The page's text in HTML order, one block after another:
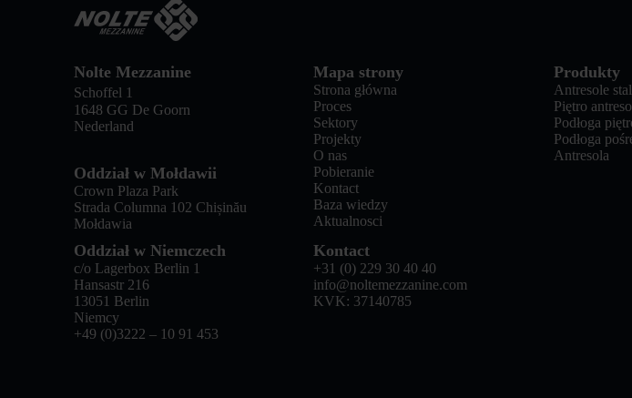
Nolte Mezzanine
Schoffel 1
1648 GG De Goorn
Nederland
Oddział w Mołdawii
Crown Plaza Park
Strada Columna 102 Chișinău
Mołdawia
Mapa strony
Strona główna
Proces
Sektory
Projekty
O nas
Pobieranie
Kontact
Baza wiedzy
Aktualnosci
Produkty
Antresole
Piętro
Podłoga
Podłoga
Antresola
Oddział w Niemczech
c/o Lagerbox Berlin 1
Hansastr 216
13051 Berlin
Niemcy
+49 (0)3222 – 10 91 453
Kontact
+31 (0) 229 30 40 40
info@noltemezzanine.com
KVK: 37140785